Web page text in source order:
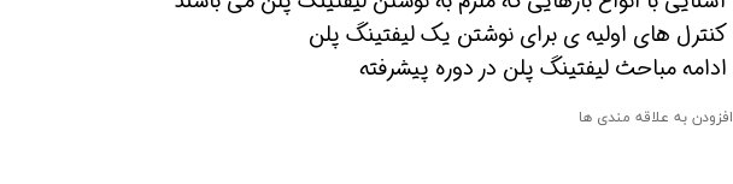
کنترل های اولیه ی برای نوشتن یک لیفتینگ پلن
ادامه مباحث لیفتینگ پلن در دوره پیشرفته
افزودن به علاقه مندی ها